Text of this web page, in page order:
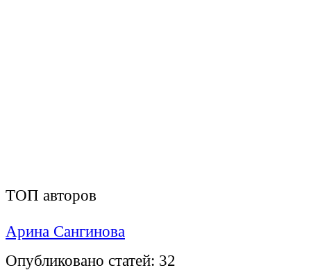
ТОП авторов
Арина Сангинова
Опубликовано статей: 32